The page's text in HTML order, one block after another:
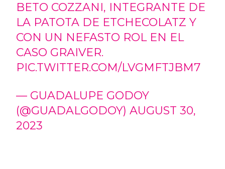
BETO COZZANI, INTEGRANTE DE
LA PATOTA DE ETCHECOLATZ Y
CON UN NEFASTO ROL EN EL
CASO GRAIVER.
PIC.TWITTER.COM/LVGMFTJBM7
— GUADALUPE GODOY
(@GUADALGODOY)AUGUST 30,
2023